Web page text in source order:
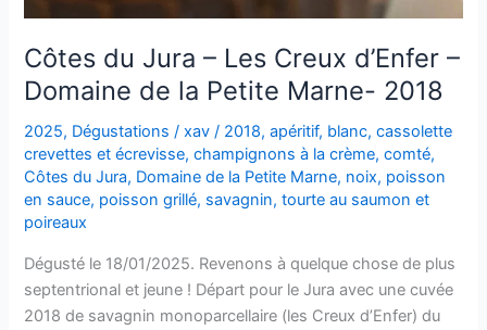
Côtes du Jura – Les Creux d’Enfer –
Domaine de la Petite Marne- 2018
2025, Dégustations /xav/ 2018,apéritif, blanc,cassolette
crevettes et écrevisse,champignons à la crème,comté,
Côtes du Jura, Domaine de la Petite Marne, noix, poisson
en sauce, poisson grillé, savagnin,tourte au saumon et
poireaux
Dégusté le 18/01/2025. Revenons à quelque chose de plus
septentrional et jeune ! Départ pour le Jura avec une cuvée
2018 de savagnin monoparcellaire (les Creux d’Enfer) du